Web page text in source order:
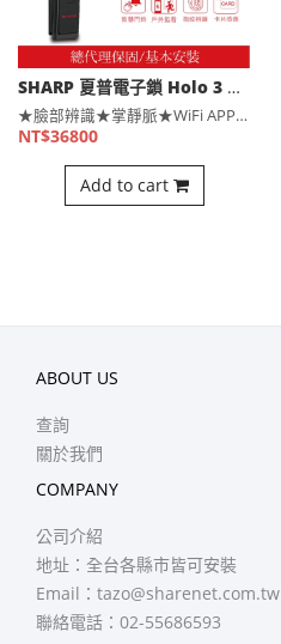
SHARP 夏普電子鎖 Holo 3 臉部辨識/掌靜脈/APP/指紋/卡片/密碼/鑰匙
★臉部辨識★掌靜脈★WiFi APP★訪客密碼★指紋★感應卡⋯
NT$36800
Add to cart
ABOUT US
查詢
關於我們
COMPANY
公司介紹
地址：全台各縣市皆可安裝
Email： tazo@sharenet.com.tw
聯絡電話：02-55686593